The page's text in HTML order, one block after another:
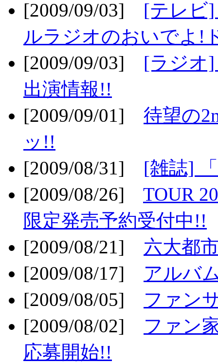
[2009/09/03] [テレビ
ルラジオのおいでよ!
[2009/09/03] [ラジオ]
出演情報!!
[2009/09/01] 待望の
ッ!!
[2009/08/31] [雑誌]
[2009/08/26] TOUR
限定発売予約受付中!!
[2009/08/21] 六大都
[2009/08/17] アルバ
[2009/08/05] ファン
[2009/08/02] ファン
応募開始!!